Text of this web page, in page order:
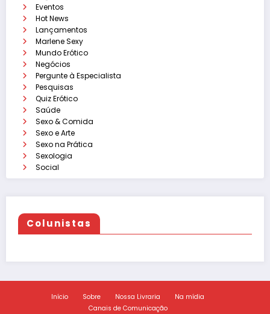
Eventos
Hot News
Lançamentos
Marlene Sexy
Mundo Erótico
Negócios
Pergunte à Especialista
Pesquisas
Quiz Erótico
Saúde
Sexo & Comida
Sexo e Arte
Sexo na Prática
Sexologia
Social
Colunistas
Início Sobre Nossa Livraria
Na mídia
Canais de Comunicação